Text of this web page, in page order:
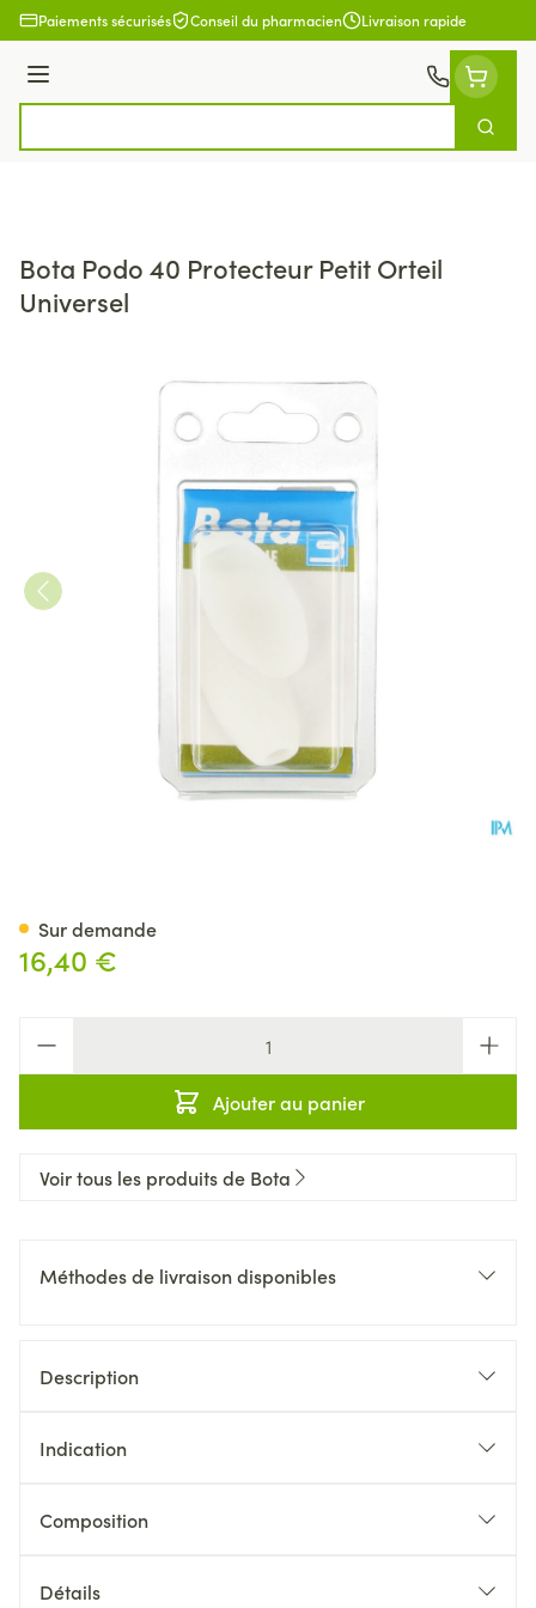
Aller au contenu
Paiements sécurisés Conseil du pharmacien Livraison rapide
Menu
Bota Podo 40 Protecteur Petit Orteil
Universel
16,40 €
Ajouter au panier
Sur demande
Voir tous les produits de Bota
Méthodes de livraison disponibles
Description
Indication
Composition
Détails